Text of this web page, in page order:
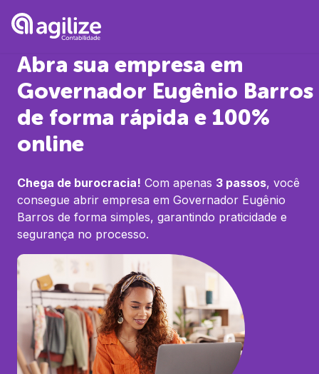
Abra sua empresa em
Governador Eugênio Barros
de forma rápida e 100%
online
Chega de burocracia! Com apenas 3 passos, você
consegue abrir empresa em Governador Eugênio
Barros de forma simples, garantindo praticidade e
segurança no processo.